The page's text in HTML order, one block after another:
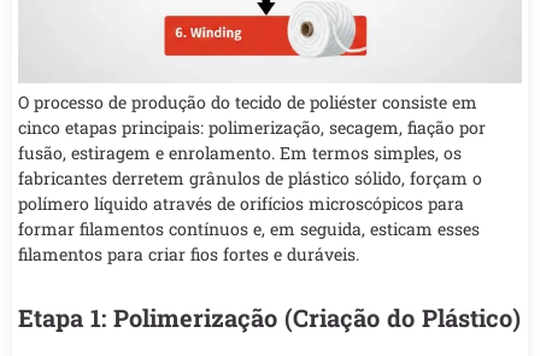
O processo de produção do tecido de poliéster consiste em
cinco etapas principais: polimerização, secagem, fiação por
fusão, estiragem e enrolamento. Em termos simples, os
fabricantes derretem grânulos de plástico sólido, forçam o
polímero líquido através de orifícios microscópicos para
formar filamentos contínuos e, em seguida, esticam esses
filamentos para criar fios fortes e duráveis.
Etapa 1: Polimerização (Criação do Plástico)